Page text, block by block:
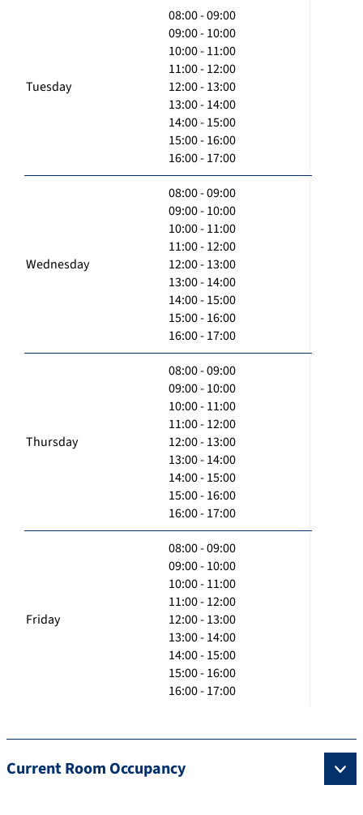
Tuesday
08:00 - 09:00
09:00 - 10:00
10:00 - 11:00
11:00 - 12:00
12:00 - 13:00
13:00 - 14:00
14:00 - 15:00
15:00 - 16:00
16:00 - 17:00
Wednesday
08:00 - 09:00
09:00 - 10:00
10:00 - 11:00
11:00 - 12:00
12:00 - 13:00
13:00 - 14:00
14:00 - 15:00
15:00 - 16:00
16:00 - 17:00
Thursday
08:00 - 09:00
09:00 - 10:00
10:00 - 11:00
11:00 - 12:00
12:00 - 13:00
13:00 - 14:00
14:00 - 15:00
15:00 - 16:00
16:00 - 17:00
Friday
08:00 - 09:00
09:00 - 10:00
10:00 - 11:00
11:00 - 12:00
12:00 - 13:00
13:00 - 14:00
14:00 - 15:00
15:00 - 16:00
16:00 - 17:00
Current Room Occupancy